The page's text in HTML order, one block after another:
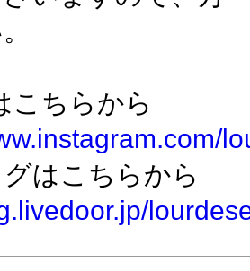
こちらから
はこちらから